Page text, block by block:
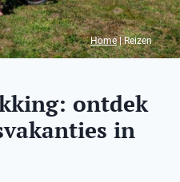
Home|Reizen
ontdek
in